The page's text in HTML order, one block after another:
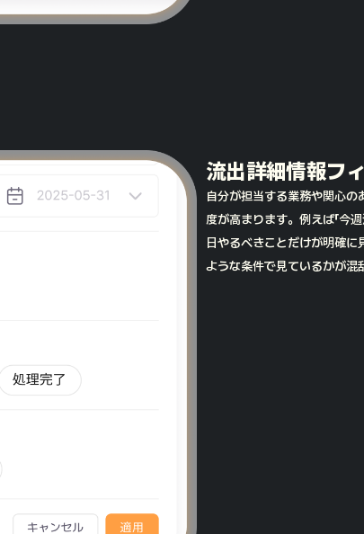
流出詳細情報フ
自分が担当する業務や関心
度が高まります。例えば「今
日やるべきことだけが明確
ような条件で見ているかが混